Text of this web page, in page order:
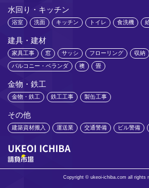
水回り・キッチン
浴室 洗面 キッチン トイレ 食洗機
建具・建材
家具工事 窓 サッシ フローリング 収納
バルコニー・ベランダ 襖 畳
金物・鉄工
金物・鉄工 鉄工工事 製缶工事
その他
建築資材搬入 運送業 交通警備 ビル警備
Copyright © ukeoi-ichiba.com all rights